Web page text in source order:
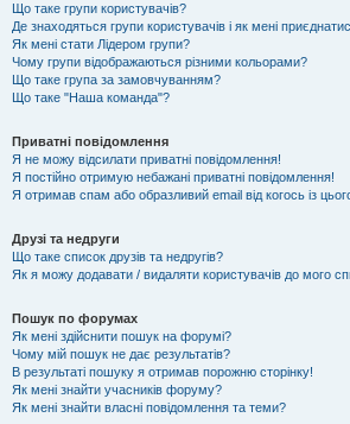
Що таке групи користувачів?
Де знаходяться групи користувачів і як мені
Як мені стати Лідером групи?
Чому групи відображаються різними кольорами?
Що таке група за замовчуванням?
Що таке "Наша команда"?
Приватні повідомлення
Я не можу відсилати приватні повідомлення!
Я постійно отримую небажані приватні повідомлення!
Я отримав спам або образливий email від когось із
Друзі та недруги
Що таке список друзів та недругів?
Як я можу додавати / видаляти користувачів до мого
Пошук по форумах
Як мені здійснити пошук на форумі?
Чому мій пошук не дає результатів?
В результаті пошуку я отримав порожню сторінку!
Як мені знайти учасників форуму?
Як мені знайти власні повідомлення та теми?